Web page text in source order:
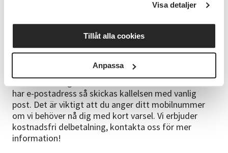
Visa detaljer
Tillåt alla cookies
Anpassa
Du får en bekräftelse när du genomfört din
Kallelse skickas ca 2-4 veckor innan kursstart till den
e-postadress som du angett. Väljer du
Klarnabetalning skickas kallelsen direkt. Om du inte
har e-postadress så skickas kallelsen med vanlig
post. Det är viktigt att du anger ditt mobilnummer
om vi behöver nå dig med kort varsel. Vi erbjuder
kostnadsfri delbetalning, kontakta oss för mer
information!